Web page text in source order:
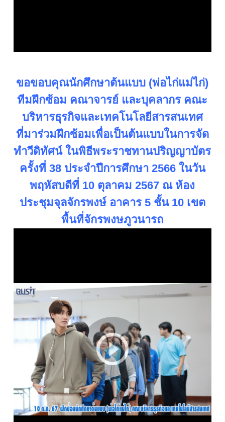
ขอขอบคุณนักศึกษาต้นแบบ (พ่อไก่แม่ไก่)
ทีมฝึกซ้อม คณาจารย์ และบุคลากร คณะ
บริหารธุรกิจและเทคโนโลยีสารสนเทศ
ที่มาร่วมฝึกซ้อมเพื่อเป็นต้นแบบในการจัด
ทำวีดิทัศน์ ในพิธีพระราชทานปริญญาบัตร
ครั้งที่ 38 ประจำปีการศึกษา 2566 ในวัน
พฤหัสบดีที่ 10 ตุลาคม 2567 ณ ห้อง
ประชุมจุลจักรพงษ์ อาคาร 5 ชั้น 10 เขต
พื้นที่จักรพงษภูวนารถ